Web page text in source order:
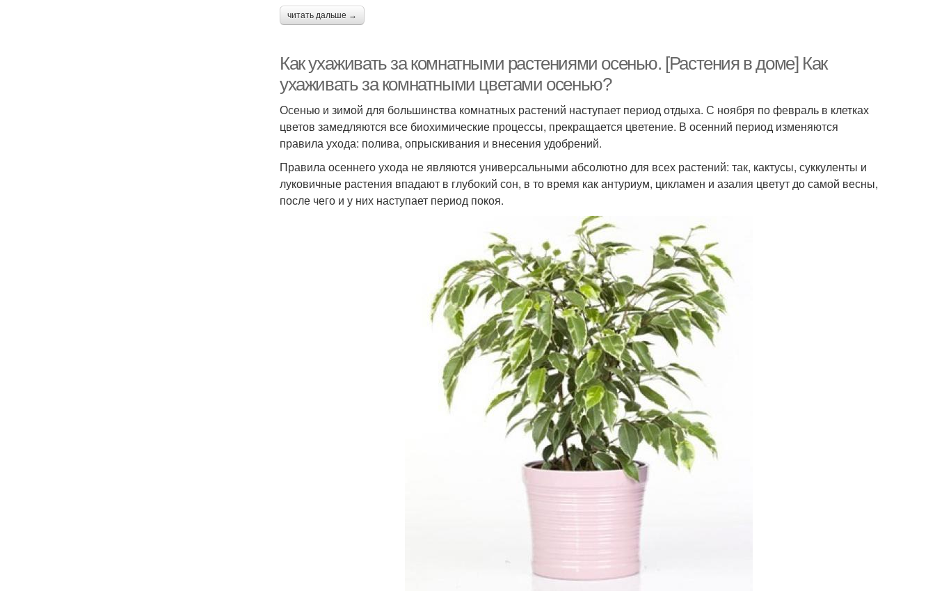
читать дальше →
Как ухаживать за комнатными растениями осенью. [Растения в доме] Как
ухаживать за комнатными цветами осенью?
Осенью и зимой для большинства комнатных растений наступает период отдыха. С ноября по февраль в клетках
цветов замедляются все биохимические процессы, прекращается цветение. В осенний период изменяются
правила ухода: полива, опрыскивания и внесения удобрений.
Правила осеннего ухода не являются универсальными абсолютно для всех растений: так, кактусы, суккуленты и
луковичные растения впадают в глубокий сон, в то время как антуриум, цикламен и азалия цветут до самой весны,
после чего и у них наступает период покоя.